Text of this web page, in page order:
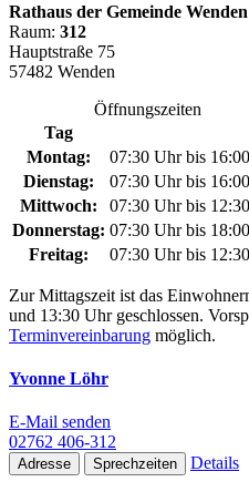
Rathaus der Gemeinde Wenden
Raum: 312
Hauptstraße 75
57482 Wenden
Öffnungszeiten
Tag
Montag:
07:30 Uhr bis
Dienstag:
07:30 Uhr bis
Mittwoch:
07:30 Uhr bis
Donnerstag: 07:30 Uhr bis
Freitag:
07:30 Uhr bis
Zur Mittagszeit ist das
und 13:30 Uhr geschlossen.
Terminvereinbarung möglich.
Yvonne Löhr
E-Mail senden
02762 406-312
Adresse Sprechzeiten Details